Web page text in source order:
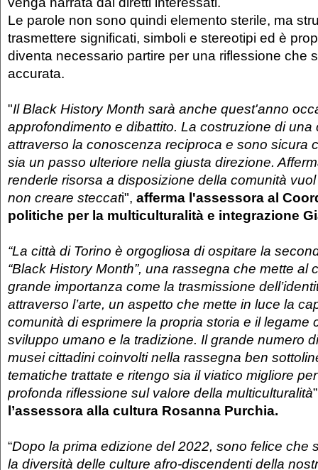
Le parole non sono quindi elemento sterile, ma
trasmettere significati, simboli e stereotipi ed è
diventa necessario partire per una riflessione che
accurata.
"Il Black History Month sarà anche quest'anno
approfondimento e dibattito. La costruzione di una
attraverso la conoscenza reciproca e sono sicura
sia un passo ulteriore nella giusta direzione.
renderle risorsa a disposizione della comunità
non creare steccati", afferma l'assessora al
politiche per la multiculturalità e integrazione
“La città di Torino è orgogliosa di ospitare la
“Black History Month”, una rassegna che mette al
grande importanza come la trasmissione
attraverso l’arte, un aspetto che mette in luce la
comunità di esprimere la propria storia e il legame
sviluppo umano e la tradizione. Il grande numero
musei cittadini coinvolti nella rassegna ben
tematiche trattate e ritengo sia il viatico migliore
profonda riflessione sul valore della multiculturalità
l’assessora alla cultura Rosanna Purchia.
“Dopo la prima edizione del 2022, sono felice che
la diversità delle culture afro-discendenti della